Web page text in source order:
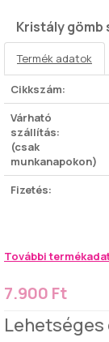
Kristály
Termék adatok
Cikkszám:
Várható
szállítás:
(csak
munkanapokon)
Fizetés:
További
7.900 Ft